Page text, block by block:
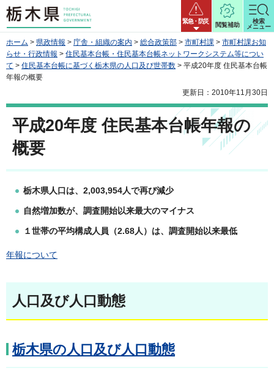
栃木県 緊急・防災
閲覧補助
検索
メニュー
ホーム > 県政情報 > 庁舎・組織の案内 > 総合政策部 > 市町村課 > 市町村課お知
らせ・行政情報 > 住民基本台帳・住民基本台帳ネットワークシステム等につい
て > 住民基本台帳に基づく栃木県の人口及び世帯数 > 平成20年度 住民基本台帳
年報の概要
更新日：2010年11月30日
平成20年度 住民基本台帳年報の
概要
栃木県人口は、2,003,954人で再び減少
自然増加数が、調査開始以来最大のマイナス
１世帯の平均構成人員（2.68人）は、調査開始以来最低
年報について
人口及び人口動態
栃木県の人口及び人口動態